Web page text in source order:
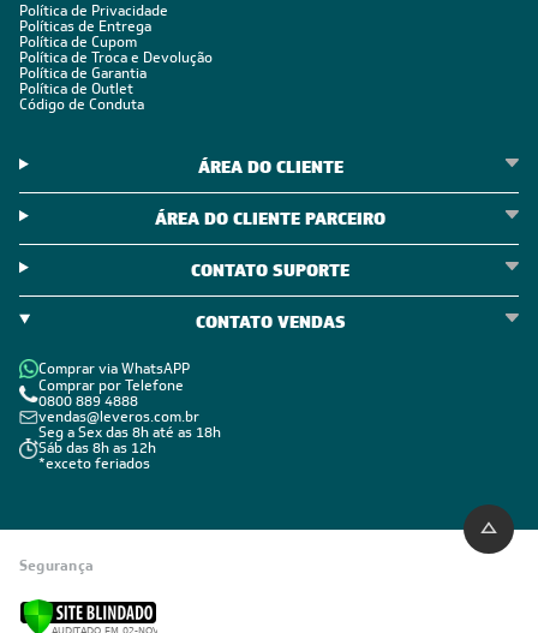
Política de Privacidade
Políticas de Entrega
Política de Cupom
Política de Troca e Devolução
Política de Garantia
Política de Outlet
Código de Conduta
ÁREA DO CLIENTE
ÁREA DO CLIENTE PARCEIRO
CONTATO SUPORTE
CONTATO VENDAS
Comprar via WhatsAPP
Comprar por Telefone
0800 889 4888
vendas@leveros.com.br
Seg a Sex das 8h até as 18h
Sáb das 8h as 12h
*exceto feriados
Segurança